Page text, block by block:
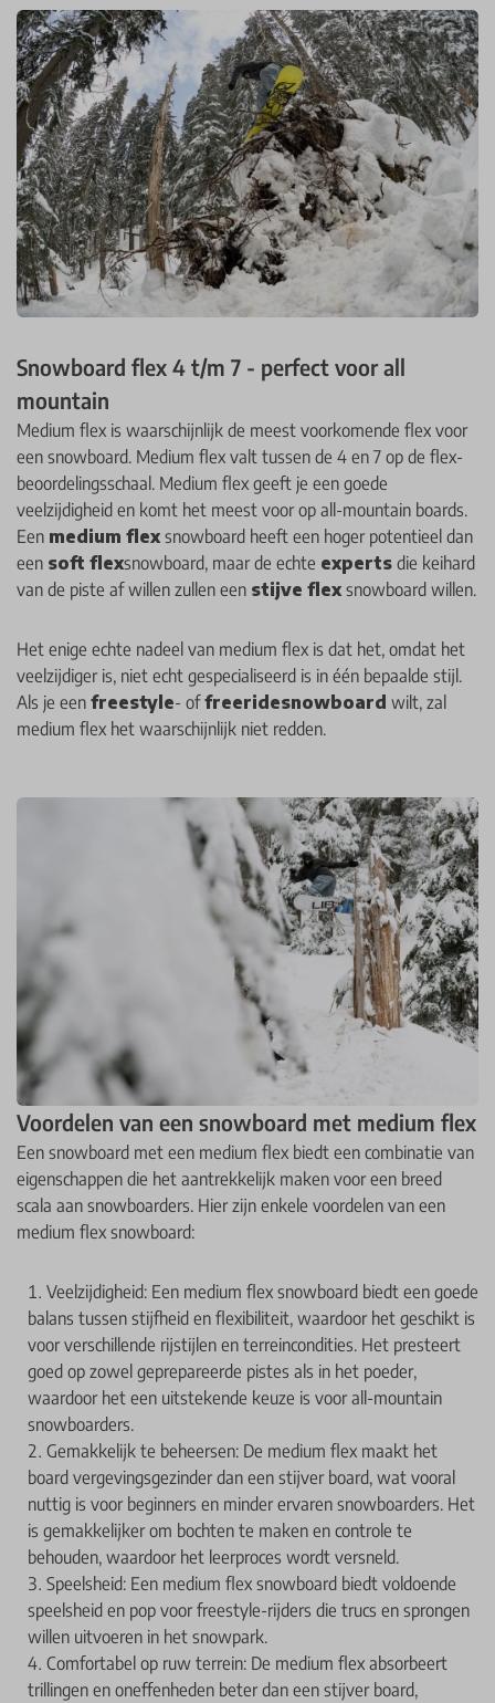
Snowboard flex 4 t/m 7 - perfect voor all
mountain
Medium flex is waarschijnlijk de meest voorkomende flex voor
een snowboard. Medium flex valt tussen de 4 en 7 op de flex-
beoordelingsschaal. Medium flex geeft je een goede
veelzijdigheid en komt het meest voor op all-mountain boards.
Een medium flexsnowboard heeft een hoger potentieel dan
een soft flexsnowboard, maar de echte experts die keihard
van de piste af willen zullen een stijve flexsnowboard willen.
Het enige echte nadeel van medium flex is dat het, omdat het
veelzijdiger is, niet echt gespecialiseerd is in één bepaalde stijl.
Als je een freestyle- offreeridesnowboard wilt, zal
medium flex het waarschijnlijk niet redden.
Voordelen van een snowboard met medium flex
Een snowboard met een medium flex biedt een combinatie van
eigenschappen die het aantrekkelijk maken voor een breed
scala aan snowboarders. Hier zijn enkele voordelen van een
medium flex snowboard:
Veelzijdigheid: Een medium flex snowboard biedt een goede
balans tussen stijfheid en flexibiliteit, waardoor het geschikt is
voor verschillende rijstijlen en terreincondities. Het presteert
goed op zowel geprepareerde pistes als in het poeder,
waardoor het een uitstekende keuze is voor all-mountain
snowboarders.
Gemakkelijk te beheersen: De medium flex maakt het
board vergevingsgezinder dan een stijver board, wat vooral
nuttig is voor beginners en minder ervaren snowboarders. Het
is gemakkelijker om bochten te maken en controle te
behouden, waardoor het leerproces wordt versneld.
Speelsheid: Een medium flex snowboard biedt voldoende
speelsheid en pop voor freestyle-rijders die trucs en sprongen
willen uitvoeren in het snowpark.
Comfortabel op ruw terrein: De medium flex absorbeert
trillingen en oneffenheden beter dan een stijver board,